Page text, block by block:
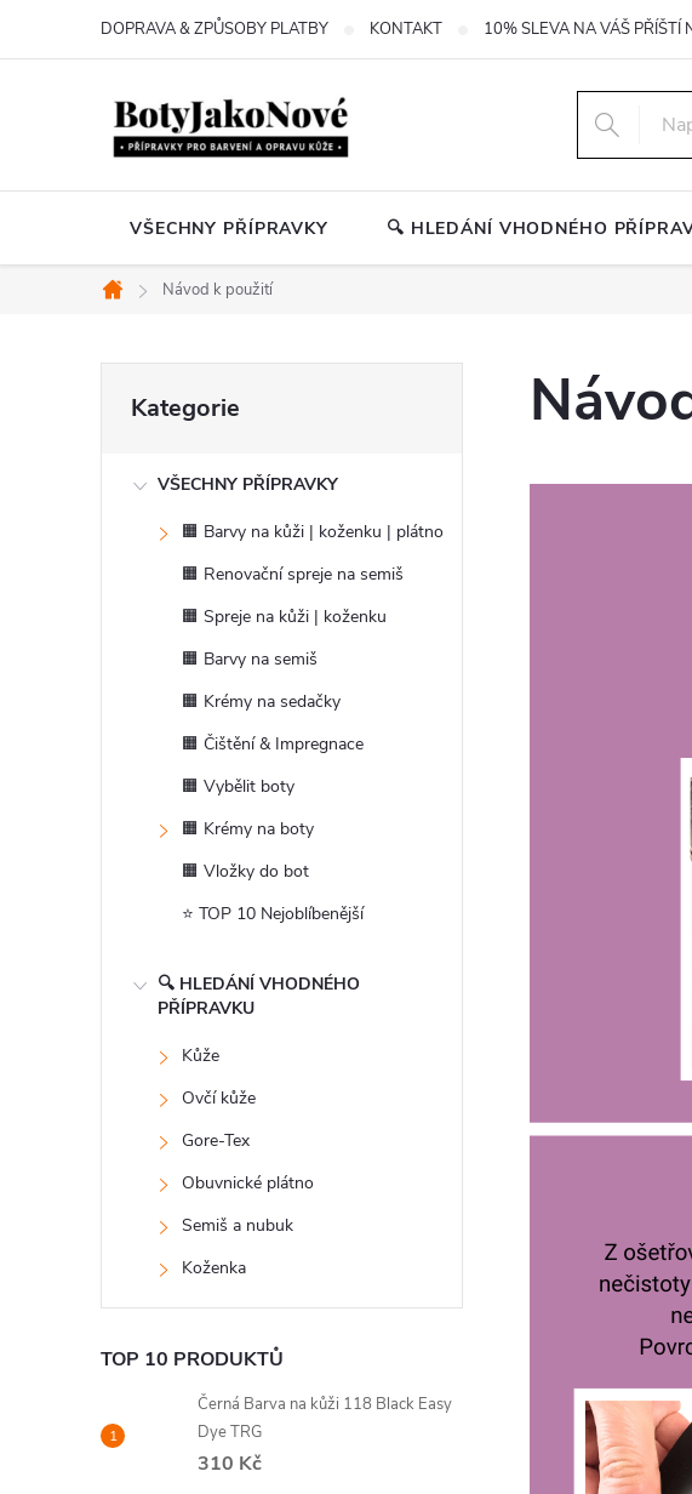
DOPRAVA & ZPŮSOBY PLATBY KONTAKT 10% SLEVA NA VÁŠ PŘÍŠTÍ
VŠECHNY PŘÍPRAVKY 🔍 HLEDÁNÍ VHODNÉHO
Domů
Návod k použití
kategorie
Kategorie
VŠECHNY PŘÍPRAVKY
🟧 Barvy na kůži | koženku | plátno
🟧 Renovační spreje na semiš
🟧 Spreje na kůži | koženku
🟧 Barvy na semiš
🟧 Krémy na sedačky
🟧 Čištění & Impregnace
🟧 Vybělit boty
🟧 Krémy na boty
🟧 Vložky do bot
⭐ TOP 10 Nejoblíbenější
🔍 HLEDÁNÍ VHODNÉHO
PŘÍPRAVKU
Kůže
Ovčí kůže
Gore-Tex
Obuvnické plátno
Semiš a nubuk
Koženka
TOP 10 PRODUKTŮ
Černá Barva na kůži 118 Black Easy
Dye TRG
310 Kč